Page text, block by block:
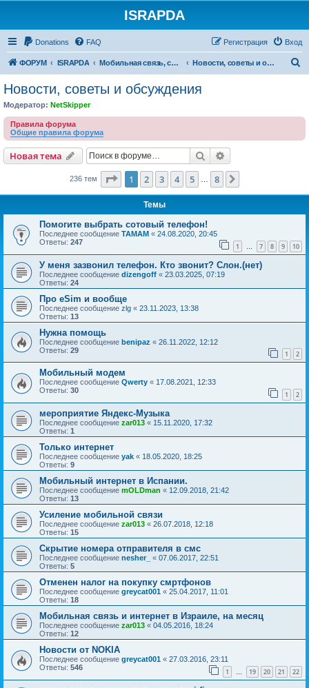
ISRAPDA
Donations FAQ Вход
Регистрация
ФОРУМ ISRAPDA Мобильная связь, сети и ТВ Новости, советы и обсуждения
Новости, советы и обсуждения
Модератор: NetSkipper
Правила форума
Общие правила форума
Новая тема
Новаятема Поиск
236 тем Страница из
1 2 3 4 5 8
Темы
Помогите выбрать сотовый телефон!
Последнее сообщение TAMAM « 24.08.2020, 20:45
Ответы: 247 1 … 7 8 9 10
У меня зазвонил телефон. Кто звонит? Слон.(нет)
Последнее сообщение dizengoff « 23.03.2025, 07:19
Ответы: 24
Про eSim и вообще
Последнее сообщение zlg « 23.11.2023, 13:38
Ответы: 13
Нужна помощь
Последнее сообщение benipaz « 26.11.2022, 12:12
Ответы: 29 1 2
Мобильный модем
Последнее сообщение Qwerty « 17.08.2021, 12:33
Ответы: 30 1 2
мероприятие Яндекс-Музыка
Последнее сообщение zar013 « 15.11.2020, 17:32
Ответы: 1
Только интернет
Последнее сообщение yak « 18.05.2020, 18:25
Ответы: 9
Мобильный интернет в Испании.
Последнее сообщение mOLDman « 12.09.2018, 21:42
Ответы: 13
Усиление мобильной связи
Последнее сообщение zar013 « 26.07.2018, 12:18
Ответы: 15
Скрытие номера отправителя в смс
Последнее сообщение nesher_ « 07.06.2017, 22:51
Ответы: 5
Отменен налог на покупку смртфонов
Последнее сообщение greycat001 « 25.04.2017, 11:01
Ответы: 18
Мобильная связь и интернет в Израиле, на месяц
Последнее сообщение zar013 « 04.05.2016, 18:24
Ответы: 12
Новости от NOKIA
Последнее сообщение greycat001 « 27.03.2016, 23:11
Ответы: 546 1 … 19 20 21 22